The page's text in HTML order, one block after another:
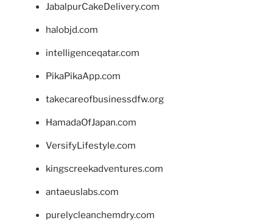
JabalpurCakeDelivery.com
halobjd.com
intelligenceqatar.com
PikaPikaApp.com
takecareofbusinessdfw.org
HamadaOfJapan.com
VersifyLifestyle.com
kingscreekadventures.com
antaeuslabs.com
purelycleanchemdry.com